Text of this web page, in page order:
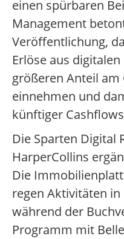
einen spürbaren
Management
Veröffentlichung,
Erlöse aus
größeren Anteil
einnehmen und
künftiger
Die Sparten Digital
HarperCollins
Die
regen Aktivitäten
während der
Programm mit